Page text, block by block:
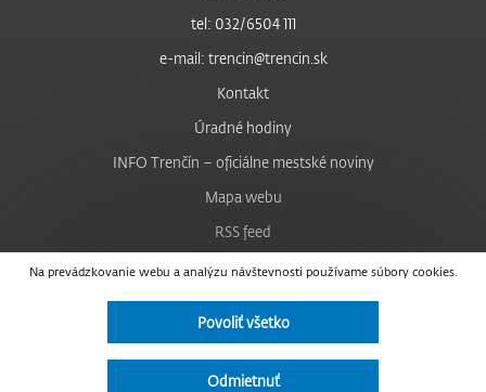
Na prevádzkovanie webu a analýzu návštevnosti používame súbory cookies.
Povoliť všetko
Odmietnuť
tel: 032/6504 111
e-mail: trencin@trencin.sk
Kontakt
Úradné hodiny
INFO Trenčín – oficiálne mestské noviny
Mapa webu
RSS feed
Nastavenie cookies
Facebook
Instagram